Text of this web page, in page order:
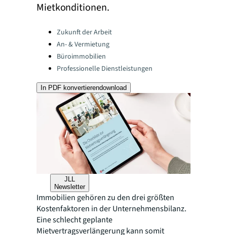
Mietkonditionen.
Categories:Zukunft der Arbeit
An- & Vermietung
Büroimmobilien
Professionelle Dienstleistungen
In PDF konvertierendownload
JLL
Newsletter
Immobilien gehören zu den drei größten
Kostenfaktoren in der Unternehmensbilanz.
Eine schlecht geplante
Mietvertragsverlängerung kann somit